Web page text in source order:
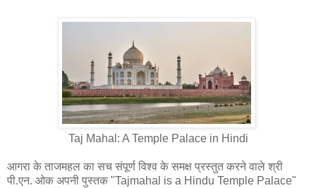
Taj Mahal: A Temple Palace in Hindi
आगरा के ताजमहल का सच संपूर्ण विश्व के समक्ष प्रस्तुत करने वाले श्री
पी.एन. ओक अपनी पुस्तक "Tajmahal is a Hindu Temple Palace"